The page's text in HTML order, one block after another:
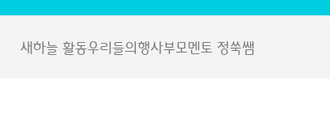
새하늘 활동우리들의행사부모멘토 정쑥쌤